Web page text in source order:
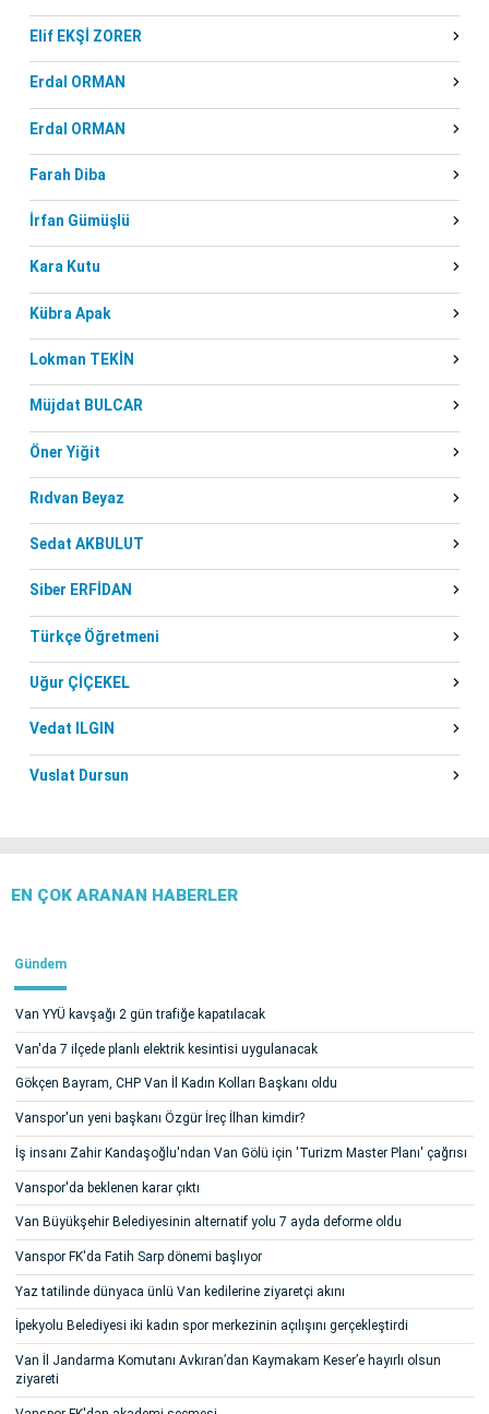
Elif EKŞİ ZORER
Erdal ORMAN
Erdal ORMAN
Farah Diba
İrfan Gümüşlü
Kara Kutu
Kübra Apak
Lokman TEKİN
Müjdat BULCAR
Öner Yiğit
Rıdvan Beyaz
Sedat AKBULUT
Siber ERFİDAN
Türkçe Öğretmeni
Uğur ÇİÇEKEL
Vedat ILGIN
Vuslat Dursun
EN ÇOK ARANAN HABERLER
Gündem
Van YYÜ kavşağı 2 gün trafiğe kapatılacak
Van'da 7 ilçede planlı elektrik kesintisi uygulanacak
Gökçen Bayram, CHP Van İl Kadın Kolları Başkanı oldu
Vanspor'un yeni başkanı Özgür İreç İlhan kimdir?
İş insanı Zahir Kandaşoğlu'ndan Van Gölü için 'Turizm Master Planı' çağrısı
Vanspor'da beklenen karar çıktı
Van Büyükşehir Belediyesinin alternatif yolu 7 ayda deforme oldu
Vanspor FK'da Fatih Sarp dönemi başlıyor
Yaz tatilinde dünyaca ünlü Van kedilerine ziyaretçi akını
İpekyolu Belediyesi iki kadın spor merkezinin açılışını gerçekleştirdi
Van İl Jandarma Komutanı Avkıran’dan Kaymakam Keser’e hayırlı olsun
ziyareti